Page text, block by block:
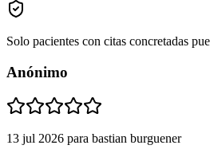
Solo pacientes con citas concretadas
Anónimo
13 jul 2026 para bastian burguener